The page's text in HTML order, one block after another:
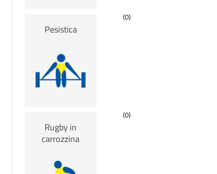
Pesistica
(0)
Rugby in
carrozzina
(0)